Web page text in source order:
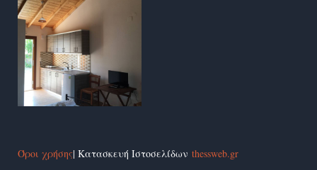
Όροι χρήσης| Κατασκευή Ιστοσελίδων thessweb.gr